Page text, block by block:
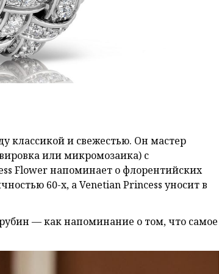
классикой и свежестью. Он мастер
или микромозаика) с
Flower напоминает о флорентийских
60-х, а Venetian Princess уносит в
— как напоминание о том, что самое